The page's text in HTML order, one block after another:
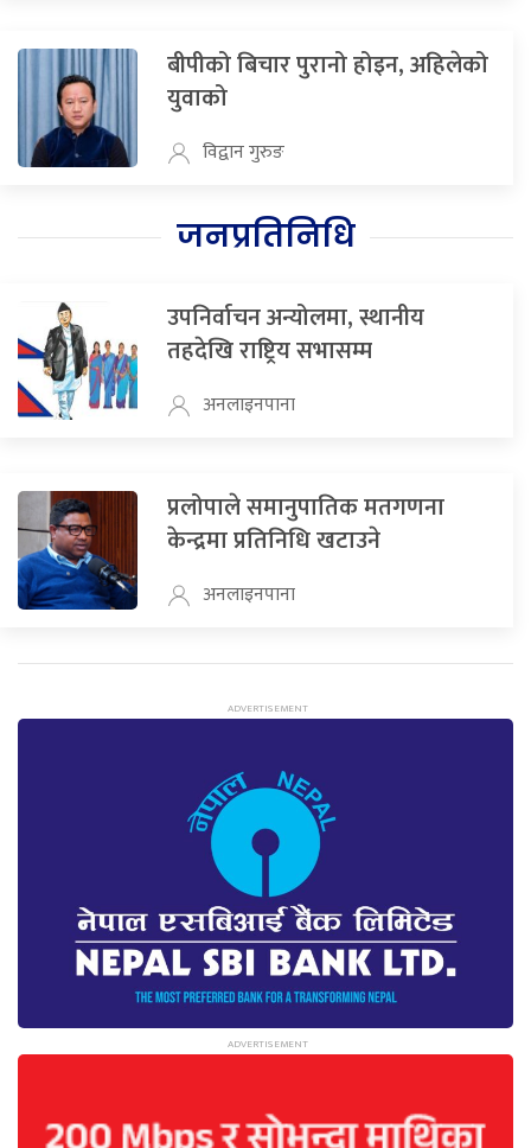
बीपीको बिचार पुरानो होइन, अहिलेको
युवाको
विद्वान गुरुङ
जनप्रतिनिधि
उपनिर्वाचन अन्योलमा, स्थानीय
तहदेखि राष्ट्रिय सभासम्म
अनलाइनपाना
प्रलोपाले समानुपातिक मतगणना
केन्द्रमा प्रतिनिधि खटाउने
अनलाइनपाना